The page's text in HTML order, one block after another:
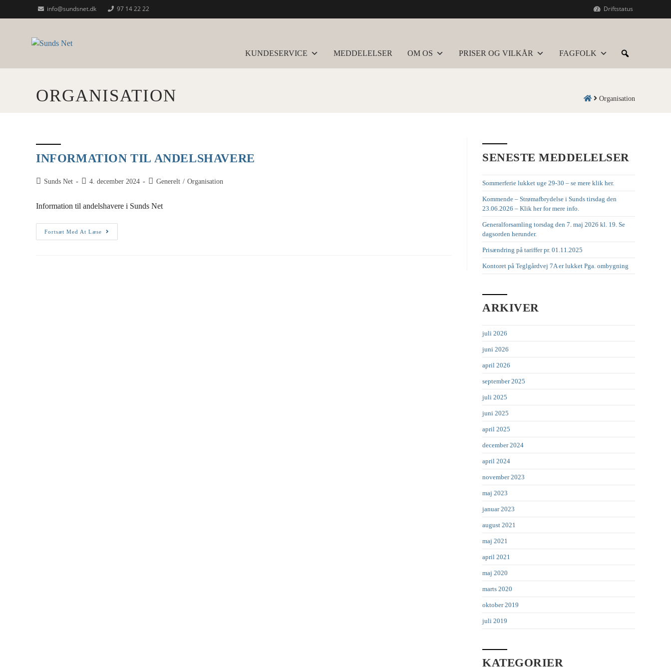
info@sundsnet.dk 97 14 22 22 Driftstatus
KUNDESERVICE MEDDELELSER OM OS PRISER OG VILKÅR FAGFOLK
ORGANISATION Organisation
INFORMATION TIL ANDELSHAVERE
PostSunds Net
Post4. december 2024
PostGenerelt / Organisation
Information til andelshavere i Sunds Net
Fortsæt Med At Læse
Information
Til
SENESTE MEDDELELSER
Sommerferie lukket uge 29-30 – se mere klik her.
Kommende – Strømafbrydelse i Sunds tirsdag den
23.06.2026 – Klik her for mere info.
Generalforsamling torsdag den 7. maj 2026 kl. 19. Se
dagsorden herunder.
Prisændring på tariffer pr. 01.11.2025
Kontoret på Teglgårdvej 7A er lukket Pga. ombygning
ARKIVER
juli 2026
juni 2026
april 2026
september 2025
juli 2025
juni 2025
april 2025
december 2024
april 2024
november 2023
maj 2023
januar 2023
august 2021
maj 2021
april 2021
maj 2020
marts 2020
oktober 2019
juli 2019
KATEGORIER